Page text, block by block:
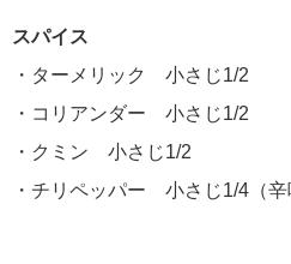
スパイス
・ターメリック 小さじ1/2
・コリアンダー 小さじ1/2
・クミン 小さじ1/2
・チリペッパー 小さじ1/4（辛